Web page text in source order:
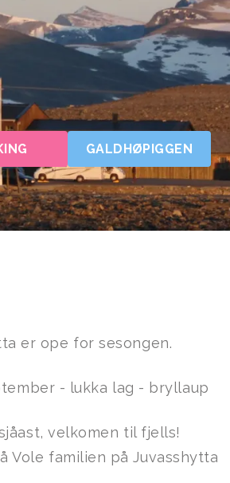
GALDHØPIGGEN
er ope for sesongen.
- lukka lag - bryllaup
velkomen til fjells!
Vole familien på Juvasshytta